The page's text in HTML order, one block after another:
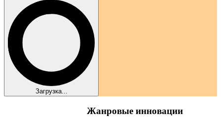
Загрузка...
Жанровые инновации